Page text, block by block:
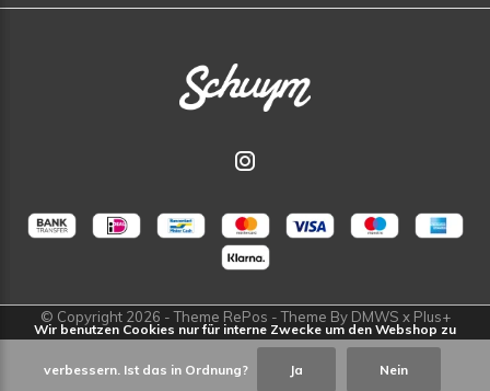
© Copyright 2026 - Theme RePos - Theme By DMWS x Plus+
Wir benutzen Cookies nur für interne Zwecke um den Webshop zu
verbessern. Ist das in Ordnung? Ja Nein